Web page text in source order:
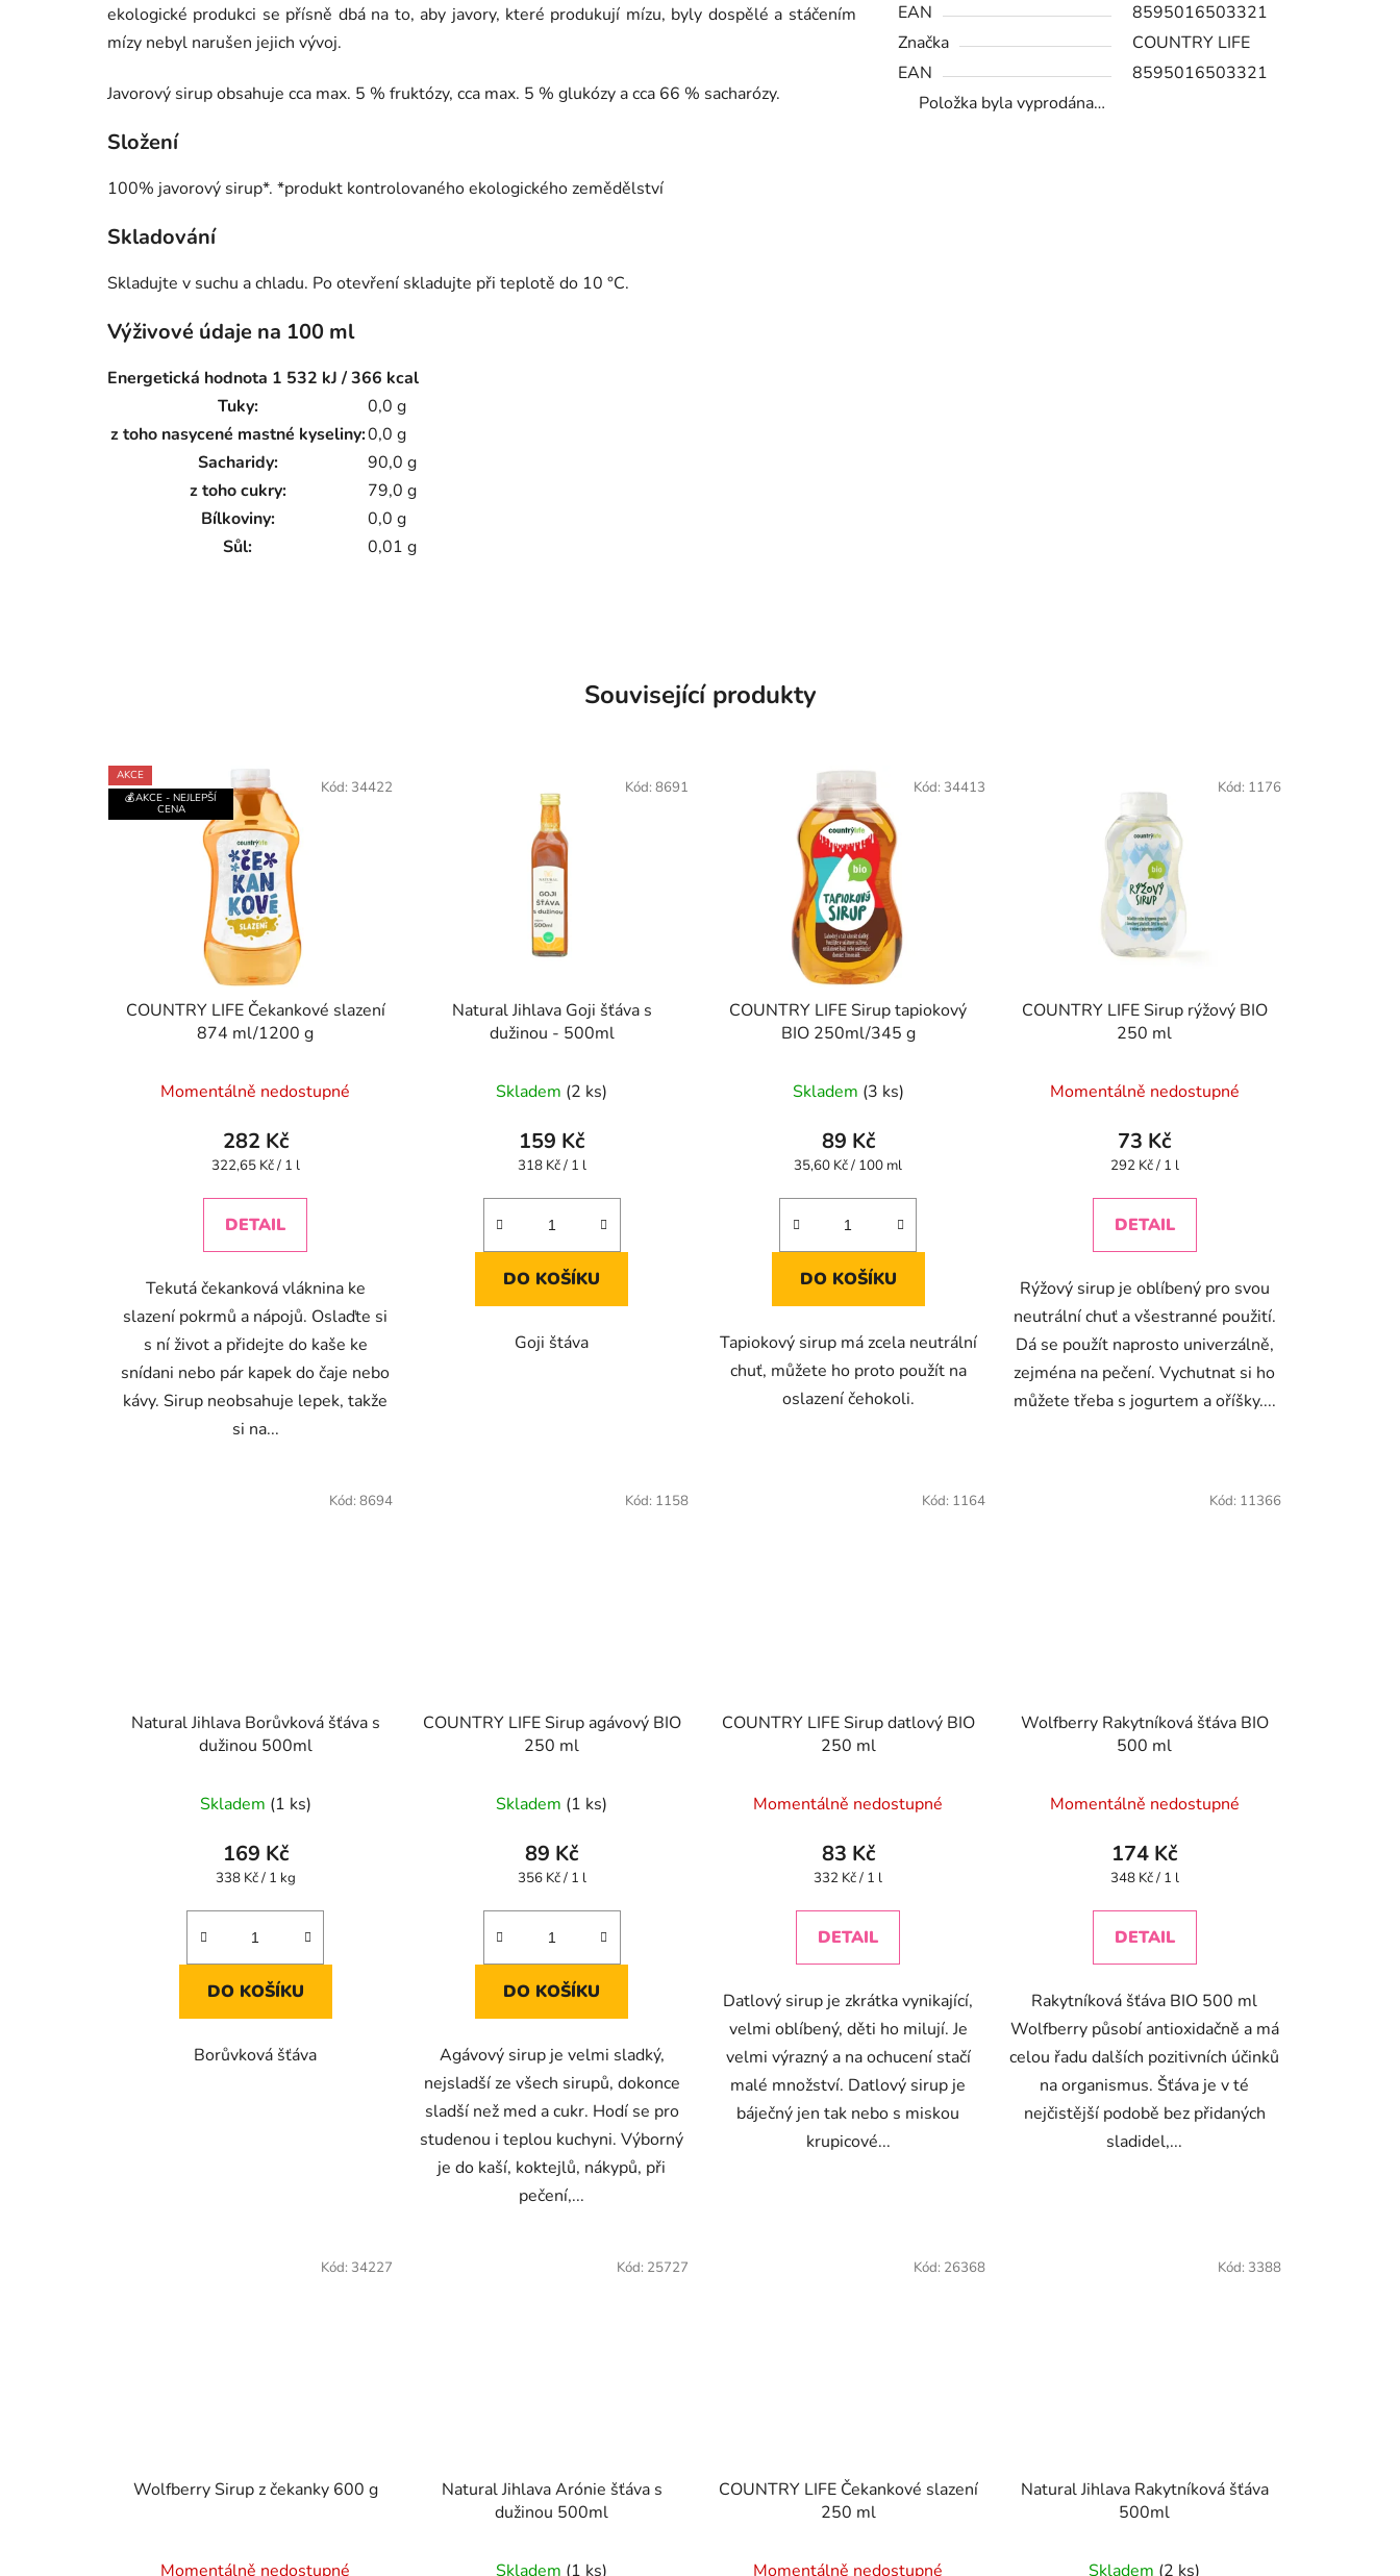
ekologické produkci se přísně dbá na to, aby javory, které produkují mízu, byly dospělé a stáčením
mízy nebyl narušen jejich vývoj.
Javorový sirup obsahuje cca max. 5 % fruktózy, cca max. 5 % glukózy a cca 66 % sacharózy.
Složení
100% javorový sirup*. *produkt kontrolovaného ekologického zemědělství
Skladování
Skladujte v suchu a chladu. Po otevření skladujte při teplotě do 10 °C.
Výživové údaje na 100 ml
Energetická hodnota 1 532 kJ / 366 kcal
Tuky:
0,0 g
z toho nasycené mastné kyseliny:0,0 g
Sacharidy:
90,0 g
z toho cukry:
79,0 g
Bílkoviny:
0,0 g
Sůl:
0,01 g
EAN
8595016503321
Značka
COUNTRY LIFE
EAN
8595016503321
Položka byla vyprodána…
Související produkty
AKCE
💰AKCE - NEJLEPŠÍ
CENA
COUNTRY LIFE Čekankové slazení
874 ml/1200 g
Momentálně nedostupné
282 Kč
Měrná
322,65 Kč / 1 l
DETAIL
Tekutá čekanková vláknina ke
slazení pokrmů a nápojů. Oslaďte si
s ní život a přidejte do kaše ke
snídani nebo pár kapek do čaje nebo
kávy. Sirup neobsahuje lepek, takže
si na...
Kód: 34422
Natural Jihlava Goji šťáva s
dužinou - 500ml
hodnocení
produktu
je
z
hvězdiček.
Skladem (2 ks)
159 Kč
Měrná
318 Kč / 1 l
DO KOŠÍKU
Goji štáva
Kód: 8691
COUNTRY LIFE Sirup tapiokový
BIO 250ml/345 g
Skladem (3 ks)
89 Kč
Měrná
35,60 Kč / 100 ml
DO KOŠÍKU
Tapiokový sirup má zcela neutrální
chuť, můžete ho proto použít na
oslazení čehokoli.
Kód: 34413
COUNTRY LIFE Sirup rýžový BIO
250 ml
Momentálně nedostupné
73 Kč
Měrná
292 Kč / 1 l
DETAIL
Rýžový sirup je oblíbený pro svou
neutrální chuť a všestranné použití.
Dá se použít naprosto univerzálně,
zejména na pečení. Vychutnat si ho
můžete třeba s jogurtem a oříšky....
Kód: 1176
Natural Jihlava Borůvková šťáva s
dužinou 500ml
Skladem (1 ks)
169 Kč
Měrná
338 Kč / 1 kg
DO KOŠÍKU
Borůvková šťáva
Kód: 8694
COUNTRY LIFE Sirup agávový BIO
250 ml
Skladem (1 ks)
89 Kč
Měrná
356 Kč / 1 l
DO KOŠÍKU
Agávový sirup je velmi sladký,
nejsladší ze všech sirupů, dokonce
sladší než med a cukr. Hodí se pro
studenou i teplou kuchyni. Výborný
je do kaší, koktejlů, nákypů, při
pečení,...
Kód: 1158
COUNTRY LIFE Sirup datlový BIO
250 ml
Momentálně nedostupné
83 Kč
Měrná
332 Kč / 1 l
DETAIL
Datlový sirup je zkrátka vynikající,
velmi oblíbený, děti ho milují. Je
velmi výrazný a na ochucení stačí
malé množství. Datlový sirup je
báječný jen tak nebo s miskou
krupicové...
Kód: 1164
Wolfberry Rakytníková šťáva BIO
500 ml
Momentálně nedostupné
174 Kč
Měrná
348 Kč / 1 l
DETAIL
Rakytníková šťáva BIO 500 ml
Wolfberry působí antioxidačně a má
celou řadu dalších pozitivních účinků
na organismus. Šťáva je v té
nejčistější podobě bez přidaných
sladidel,...
Kód: 11366
Wolfberry Sirup z čekanky 600 g
Momentálně nedostupné
Kód: 34227
Natural Jihlava Arónie šťáva s
dužinou 500ml
Skladem (1 ks)
Kód: 25727
COUNTRY LIFE Čekankové slazení
250 ml
Momentálně nedostupné
Kód: 26368
Natural Jihlava Rakytníková šťáva
500ml
Skladem (2 ks)
Kód: 3388